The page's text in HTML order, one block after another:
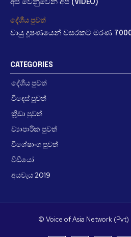
අපි වෙනුවෙන් අපි (VIDEO)
දේශීය පුවත්
වායු දූෂණයෙන් වසරකට මරණ
CATEGORIES
දේශීය පුවත්
විදෙස් පුවත්
ක්‍රීඩා පුවත්
ව්‍යාපාරික පුවත්
විශේෂාංග පුවත්
වීඩීයෝ
අයවැය 2019
© Voice of Asia Network (Pvt)